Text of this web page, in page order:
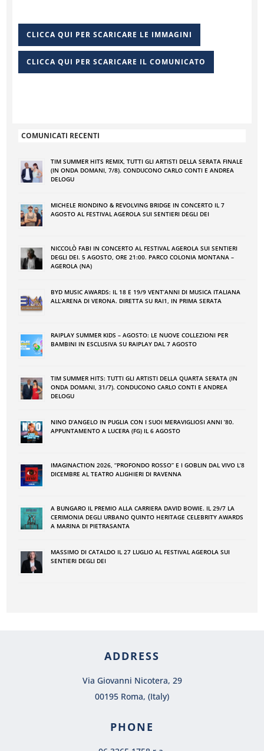
CLICCA QUI PER SCARICARE LE IMMAGINI
CLICCA QUI PER SCARICARE IL COMUNICATO
COMUNICATI RECENTI
TIM SUMMER HITS REMIX, TUTTI GLI ARTISTI DELLA SERATA FINALE
(IN ONDA DOMANI, 7/8). CONDUCONO CARLO CONTI E ANDREA
DELOGU
MICHELE RIONDINO & REVOLVING BRIDGE IN CONCERTO IL 7
AGOSTO AL FESTIVAL AGEROLA SUI SENTIERI DEGLI DEI
NICCOLÒ FABI IN CONCERTO AL FESTIVAL AGEROLA SUI SENTIERI
DEGLI DEI. 5 AGOSTO, ORE 21:00. PARCO COLONIA MONTANA –
AGEROLA (NA)
BYD MUSIC AWARDS: IL 18 E 19/9 VENT’ANNI DI MUSICA ITALIANA
ALL’ARENA DI VERONA. DIRETTA SU RAI1, IN PRIMA SERATA
RAIPLAY SUMMER KIDS – AGOSTO: LE NUOVE COLLEZIONI PER
BAMBINI IN ESCLUSIVA SU RAIPLAY DAL 7 AGOSTO
TIM SUMMER HITS: TUTTI GLI ARTISTI DELLA QUARTA SERATA (IN
ONDA DOMANI, 31/7). CONDUCONO CARLO CONTI E ANDREA
DELOGU
NINO DʼANGELO IN PUGLIA CON I SUOI MERAVIGLIOSI ANNI ʼ80.
APPUNTAMENTO A LUCERA (FG) IL 6 AGOSTO
IMAGINACTION 2026, “PROFONDO ROSSO” E I GOBLIN DAL VIVO L’8
DICEMBRE AL TEATRO ALIGHIERI DI RAVENNA
A BUNGARO IL PREMIO ALLA CARRIERA DAVID BOWIE. IL 29/7 LA
CERIMONIA DEGLI URBANO QUINTO HERITAGE CELEBRITY AWARDS
A MARINA DI PIETRASANTA
MASSIMO DI CATALDO IL 27 LUGLIO AL FESTIVAL AGEROLA SUI
SENTIERI DEGLI DEI
ADDRESS
Via Giovanni Nicotera, 29
00195 Roma, (Italy)
PHONE